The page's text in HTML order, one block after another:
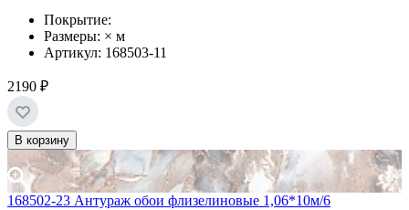
Покрытие:
Размеры: × м
Артикул: 168503-11
2190 ₽
В корзину
168502-23 Антураж обои флизелиновые 1,06*10м/6